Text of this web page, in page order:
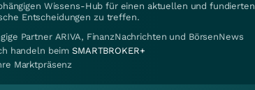
Wissens-Hub für einen aktuellen und fundierten
Entscheidungen zu treffen.
Partner ARIVA, FinanzNachrichten und BörsenNews
handeln beimSMARTBROKER+
Marktpräsenz